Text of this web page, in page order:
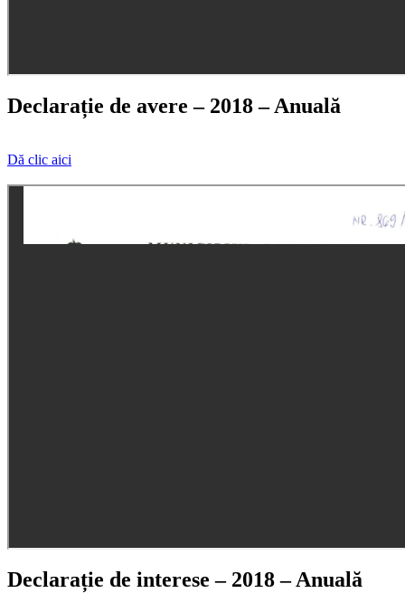
Declarație de avere – 2018 – Anuală
Dă clic aici
Declarație de interese – 2018 – Anuală